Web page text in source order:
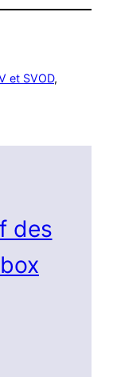
et SVOD
des